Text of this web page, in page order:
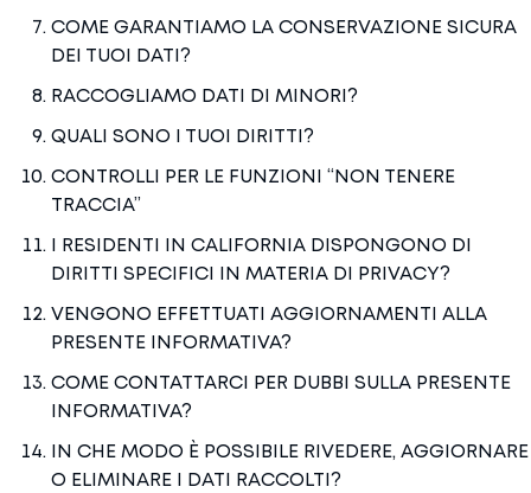
COME GARANTIAMO LA CONSERVAZIONE SICURA
DEI TUOI DATI?
RACCOGLIAMO DATI DI MINORI?
QUALI SONO I TUOI DIRITTI?
CONTROLLI PER LE FUNZIONI “NON TENERE
TRACCIA”
I RESIDENTI IN CALIFORNIA DISPONGONO DI
DIRITTI SPECIFICI IN MATERIA DI PRIVACY?
VENGONO EFFETTUATI AGGIORNAMENTI ALLA
PRESENTE INFORMATIVA?
COME CONTATTARCI PER DUBBI SULLA PRESENTE
INFORMATIVA?
IN CHE MODO È POSSIBILE RIVEDERE, AGGIORNARE
O ELIMINARE I DATI RACCOLTI?